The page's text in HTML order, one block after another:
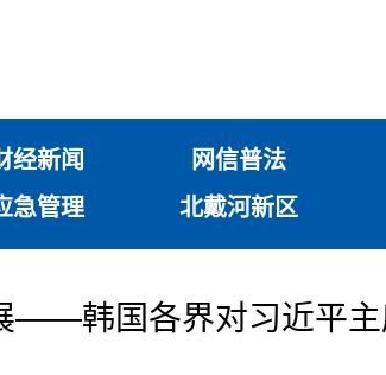
经新闻 网信普法
急管理 北戴河新区
——韩国各界对习近平